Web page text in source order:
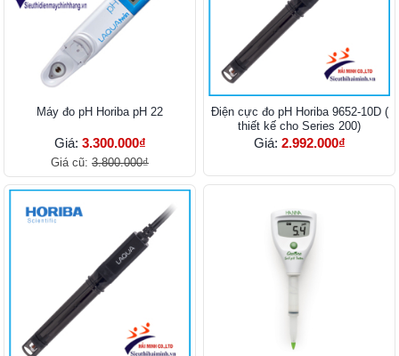
Máy đo pH Horiba pH 22
Giá: 3.300.000₫
Giá cũ: 3.800.000₫
Điện cực đo pH Horiba 9652-10D (
thiết kế cho Series 200)
Giá: 2.992.000₫